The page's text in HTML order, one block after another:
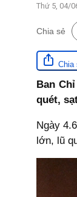
Thứ 5, 04/
Chia sẻ
Chia
Ban
quét,
Ngày
lớn, lũ